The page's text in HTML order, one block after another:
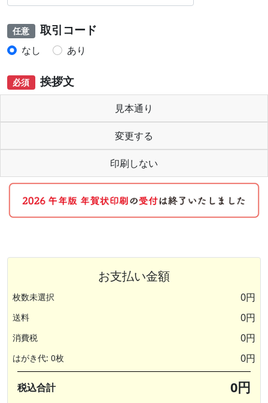
任意 取引コード
なし あり
必須 挨拶文
見本通り
変更する
印刷しない
お支払い金額
枚数未選択 0円
送料 0円
消費税 0円
はがき代: 0枚 0円
税込合計 0円